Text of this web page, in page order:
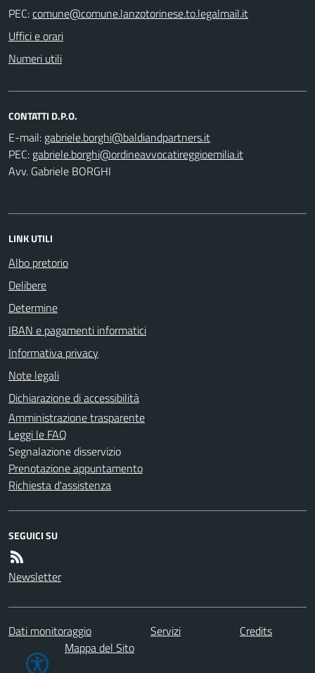
PEC:
Uffici e orari
Numeri utili
CONTATTI D.P.O.
E-mail:
PEC:
Avv. Gabriele BORGHI
LINK UTILI
Albo pretorio
Delibere
Determine
IBAN e pagamenti informatici
Informativa privacy
Note legali
Dichiarazione di accessibilità
Amministrazione trasparente
Leggi le FAQ
Segnalazione disservizio
Prenotazione appuntamento
Richiesta d'assistenza
SEGUICI SU
Newsletter
Dati monitoraggio Servizi
Credits
Mappa del Sito